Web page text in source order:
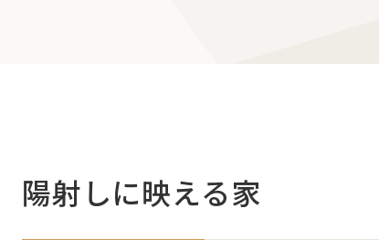
陽射しに映える家